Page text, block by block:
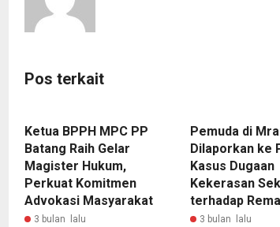
Pos terkait
Ketua BPPH MPC PP
Batang Raih Gelar
Magister Hukum,
Perkuat Komitmen
Advokasi Masyarakat
3 bulan lalu
Pemuda di
Dilaporkan ke
Kasus Dugaan
Kekerasan
terhadap
3 bulan lalu